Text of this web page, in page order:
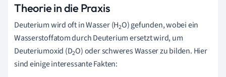
Theorie in die Praxis
Deuterium wird oft in Wasser (H2O) gefunden, wobei ein
Wasserstoffatom durch Deuterium ersetzt wird, um
Deuteriumoxid (D2O) oder schweres Wasser zu bilden. Hier
sind einige interessante Fakten: